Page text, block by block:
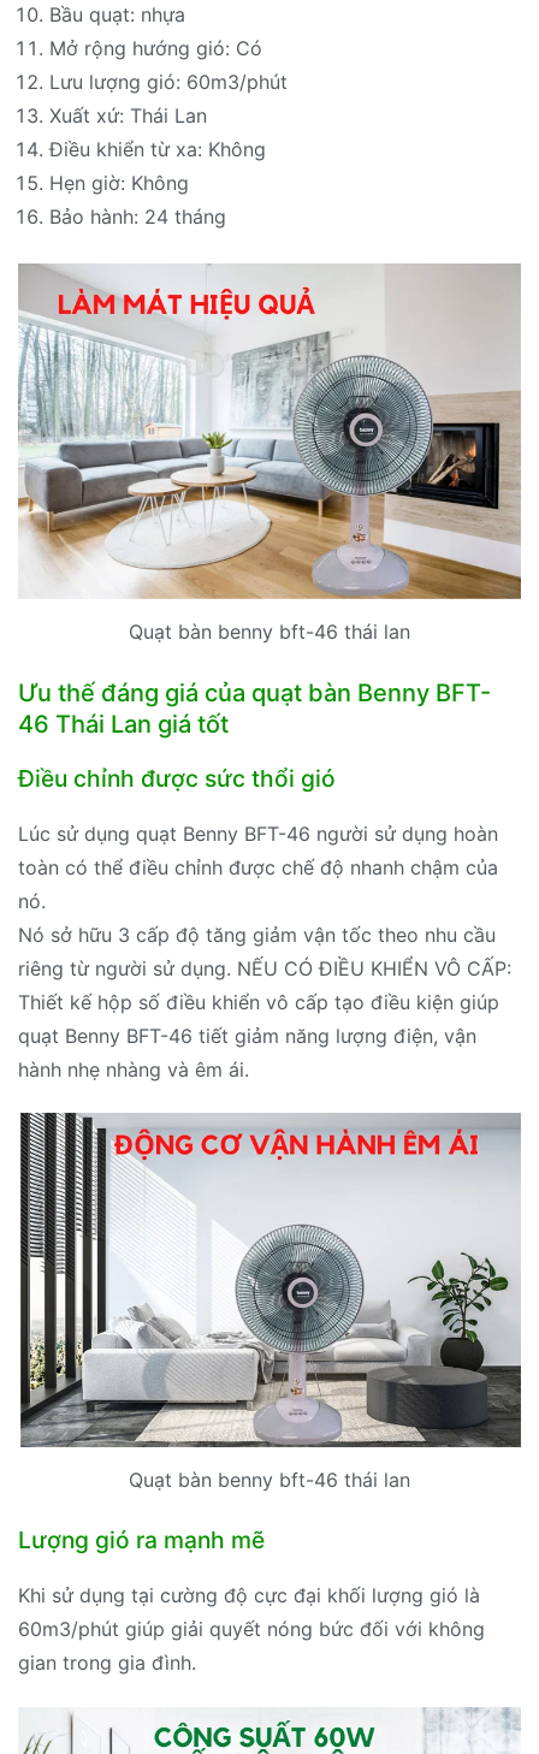
Bầu quạt: nhựa
Mở rộng hướng gió: Có
Lưu lượng gió: 60m3/phút
Xuất xứ: Thái Lan
Điều khiển từ xa: Không
Hẹn giờ: Không
Bảo hành: 24 tháng
Quạt bàn benny bft-46 thái lan
Ưu thế đáng giá của quạt bàn Benny BFT-
46 Thái Lan giá tốt
Điều chỉnh được sức thổi gió
Lúc sử dụng quạt Benny BFT-46 người sử dụng hoàn
toàn có thể điều chỉnh được chế độ nhanh chậm của
nó.
Nó sở hữu 3 cấp độ tăng giảm vận tốc theo nhu cầu
riêng từ người sử dụng. NẾU CÓ ĐIỀU KHIỂN VÔ CẤP:
Thiết kế hộp số điều khiển vô cấp tạo điều kiện giúp
quạt Benny BFT-46 tiết giảm năng lượng điện, vận
hành nhẹ nhàng và êm ái.
Quạt bàn benny bft-46 thái lan
Lượng gió ra mạnh mẽ
Khi sử dụng tại cường độ cực đại khối lượng gió là
60m3/phút giúp giải quyết nóng bức đối với không
gian trong gia đình.